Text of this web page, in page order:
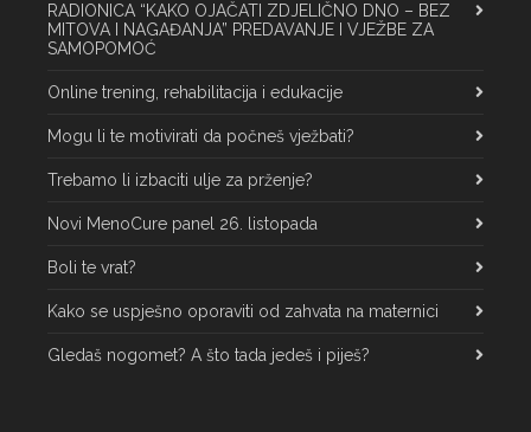
RADIONICA “KAKO OJAČATI ZDJELIČNO DNO – BEZ
MITOVA I NAGAĐANJA” PREDAVANJE I VJEŽBE ZA
SAMOPOMOĆ
Online trening, rehabilitacija i edukacije
Mogu li te motivirati da počneš vježbati?
Trebamo li izbaciti ulje za prženje?
Novi MenoCure panel 26. listopada
Boli te vrat?
Kako se uspješno oporaviti od zahvata na maternici
Gledaš nogomet? A što tada jedeš i piješ?